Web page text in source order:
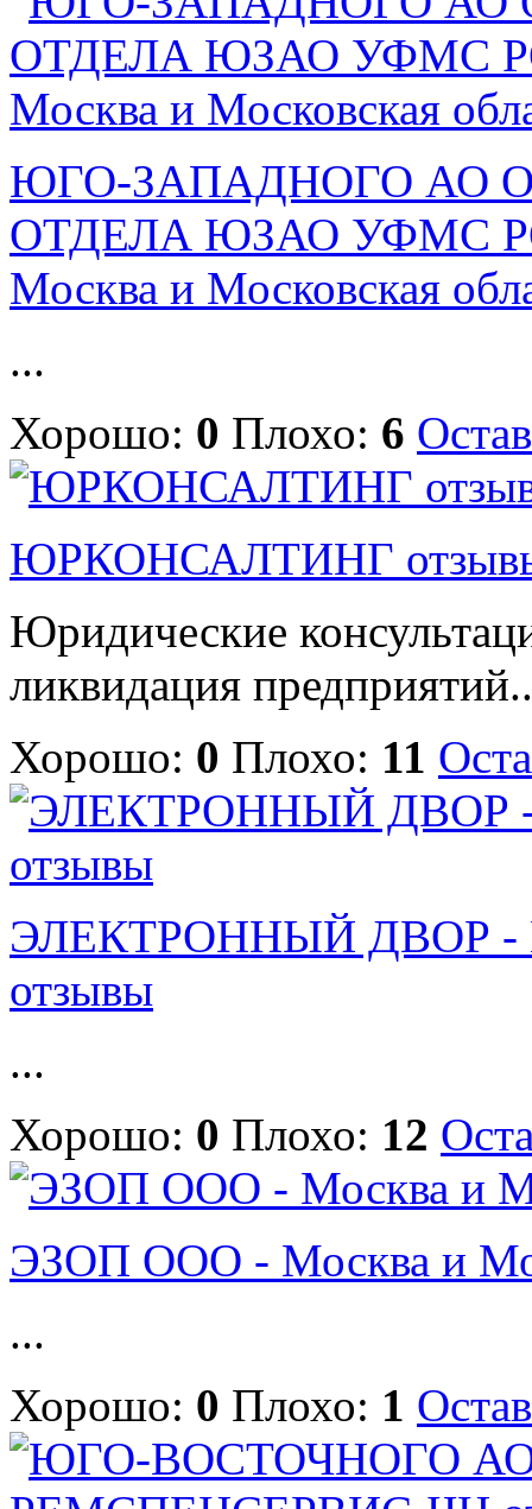
ЮГО-ЗАПАДНОГО АО
ОТДЕЛА ЮЗАО УФМС
Москва и Московская
...
Хорошо: 0 Плохо: 6
ЮРКОНСАЛТИНГ
Юридические
ликвидация
Хорошо: 0 Плохо: 11
ЭЛЕКТРОННЫЙ ДВОР -
отзывы
...
Хорошо: 0 Плохо: 12
ЭЗОП ООО - Москва и
...
Хорошо: 0 Плохо: 1